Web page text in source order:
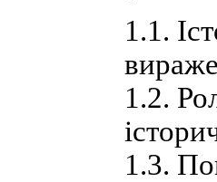
1.1.
1.2.
1.3.